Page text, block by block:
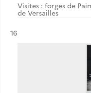
Visites : forges de
de Versailles
Résultat n°
16